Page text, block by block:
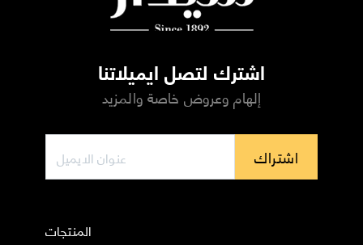
اشترك لتصل ايميلاتنا
إلهام وعروض خاصة والمزيد
اشتراك
المنتجات